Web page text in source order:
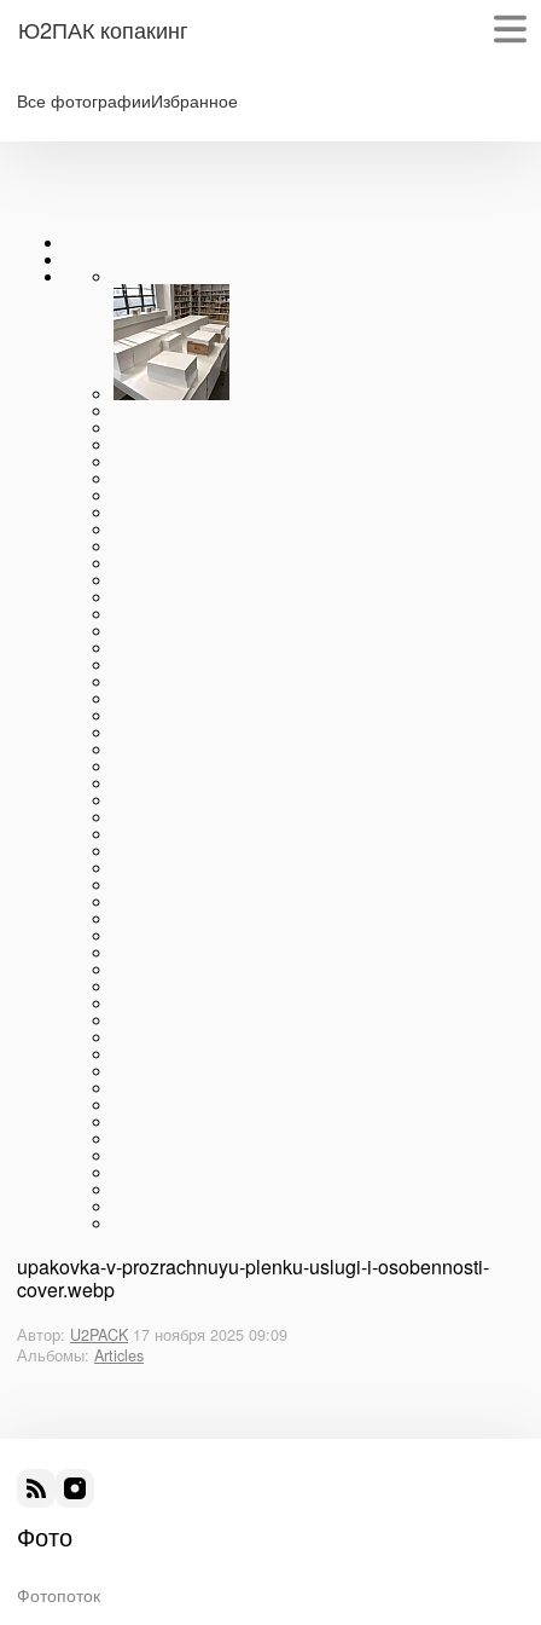
Ю2ПАК копакинг
Все фотографииИзбранное
upakovka-v-prozrachnuyu-plenku-uslugi-i-osobennosti-
cover.webp
Автор: U2PACK 17 ноября 2025 09:09
Альбомы: Articles
Фото
Фотопоток